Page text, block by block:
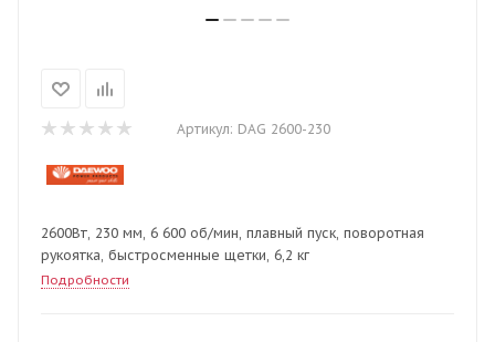
Артикул: DAG 2600-230
2600Вт, 230 мм, 6 600 об/мин, плавный пуск, поворотная
рукоятка, быстросменные щетки, 6,2 кг
Подробности